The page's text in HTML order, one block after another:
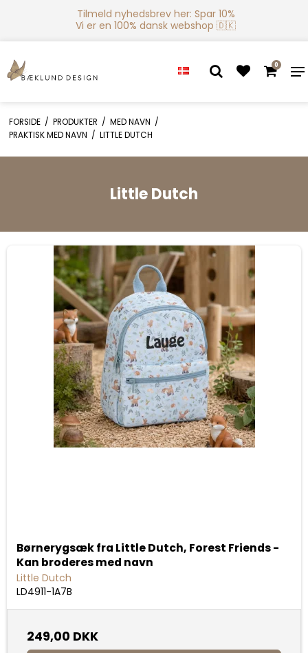
Tilmeld nyhedsbrev her: Spar 10%
Vi er en 100% dansk webshop 🇩🇰
0
FORSIDE / PRODUKTER / MED NAVN /
PRAKTISK MED NAVN / LITTLE DUTCH
Little Dutch
Børnerygsæk fra Little Dutch, Forest Friends -
Kan broderes med navn
Little Dutch
LD4911-1A7B
249,00 DKK